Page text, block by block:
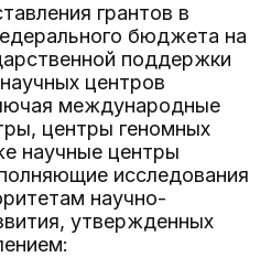
грантов в
бюджета на
поддержки
центров
международные
центры геномных
научные центры
исследования
научно-
утвержденных